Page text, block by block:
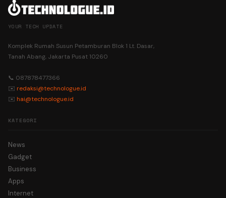
YOUR TECH UPDATE
Komplek Rumah Susun Petamburan Blok 1 Lt. Dasar,
Tanah Abang, Jakarta Pusat 10260
📞 087878477366
✉️ redaksi@technologue.id
✉️ hai@technologue.id
KATEGORI
News
Gadget
Business
Apps
Internet